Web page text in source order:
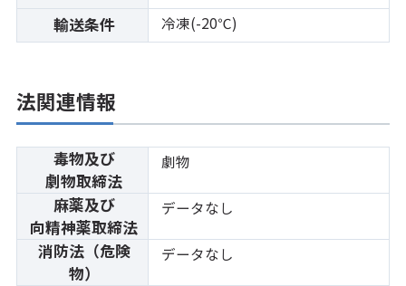
輸送条件
冷凍(-20℃)
法関連情報
毒物及び
劇物取締法
劇物
麻薬及び
向精神薬取締法
データなし
消防法（危険
物）
データなし